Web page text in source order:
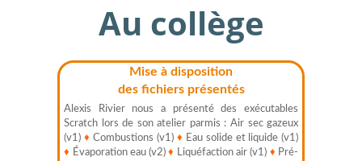
Au collège
Mise à disposition
des fichiers présentés
Alexis Rivier nous a présenté des exécutables
Scratch lors de son atelier parmis : Air sec gazeux
(v1) ♦ Combustions (v1) ♦ Eau solide et liquide (v1)
♦ Évaporation eau (v2)♦ Liquéfaction air (v1) ♦ Pré­